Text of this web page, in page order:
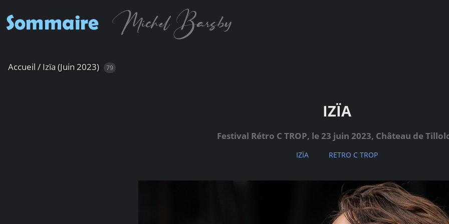
Accueil / Izïa (Juin 2023) 79
IZÏA
Festival Rétro C TROP, le 23 juin 2023, Château de
IZÏA RETRO C TROP